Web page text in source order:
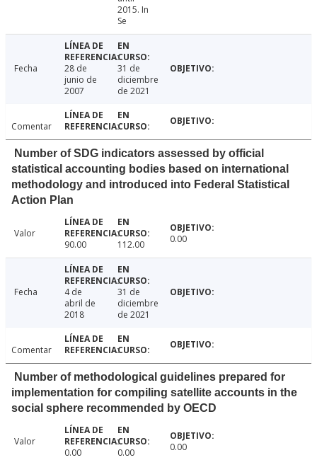
2015. In
Se
Fecha
28 de
junio de
2007
31 de
diciembre
de 2021
Comentar
Number of SDG indicators assessed by official
statistical accounting bodies based on international
methodology and introduced into Federal Statistical
Action Plan
Valor
90.00
112.00 0.00
Fecha
4 de
abril de
2018
31 de
diciembre
de 2021
Comentar
Number of methodological guidelines prepared for
implementation for compiling satellite accounts in the
social sphere recommended by OECD
Valor
0.00
0.00 0.00